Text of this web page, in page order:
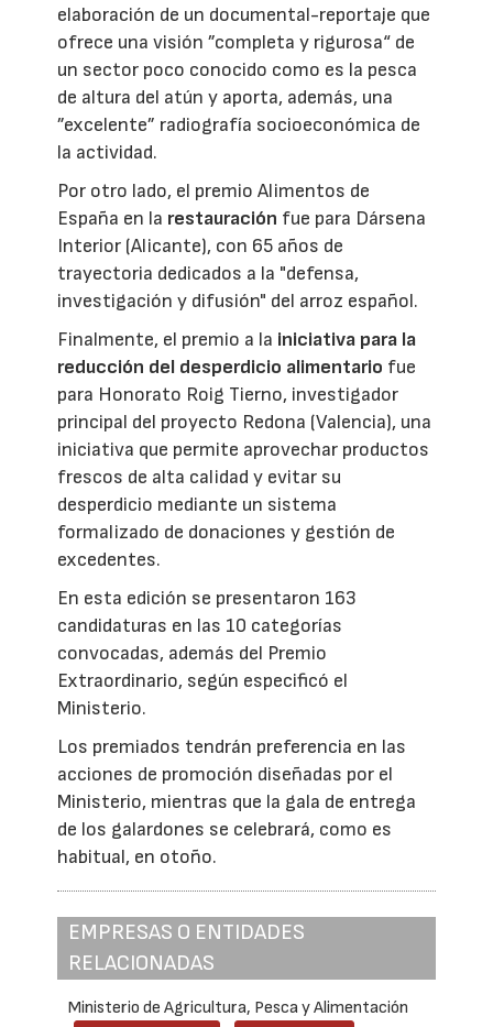
elaboración de un documental-reportaje que
ofrece una visión ”completa y rigurosa“ de
un sector poco conocido como es la pesca
de altura del atún y aporta, además, una
”excelente” radiografía socioeconómica de
la actividad.
Por otro lado, el premio Alimentos de
España en la restauración fue para Dársena
Interior (Alicante), con 65 años de
trayectoria dedicados a la "defensa,
investigación y difusión" del arroz español.
Finalmente, el premio a la iniciativa para la
reducción del desperdicio alimentario fue
para Honorato Roig Tierno, investigador
principal del proyecto Redona (Valencia), una
iniciativa que permite aprovechar productos
frescos de alta calidad y evitar su
desperdicio mediante un sistema
formalizado de donaciones y gestión de
excedentes.
En esta edición se presentaron 163
candidaturas en las 10 categorías
convocadas, además del Premio
Extraordinario, según especificó el
Ministerio.
Los premiados tendrán preferencia en las
acciones de promoción diseñadas por el
Ministerio, mientras que la gala de entrega
de los galardones se celebrará, como es
habitual, en otoño.
EMPRESAS O ENTIDADES
RELACIONADAS
Ministerio de Agricultura, Pesca y Alimentación